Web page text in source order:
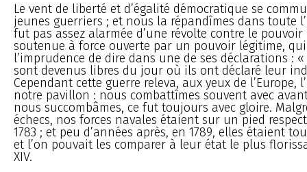
Le vent de liberté et d’égalité démocratique se
jeunes guerriers ; et nous la répandîmes dans toute
fut pas assez alarmée d’une révolte contre le
soutenue à force ouverte par un pouvoir légitime,
l’imprudence de dire dans une de ses déclarations :
sont devenus libres du jour où ils ont déclaré leur
Cependant cette guerre releva, aux yeux de l’Europe,
notre pavillon : nous combattîmes souvent avec
nous succombâmes, ce fut toujours avec gloire.
échecs, nos forces navales étaient sur un pied
1783 ; et peu d’années après, en 1789, elles étaient
et l’on pouvait les comparer à leur état le plus
XIV.